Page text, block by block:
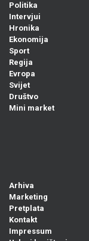
Politika
Intervjui
Hronika
Ekonomija
Sport
Regija
Evropa
Svijet
Društvo
Mini market
Arhiva
Marketing
Pretplata
Kontakt
Impressum